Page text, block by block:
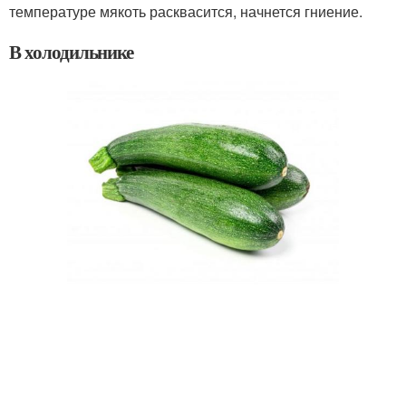
температуре мякоть расквасится, начнется гниение.
В холодильнике